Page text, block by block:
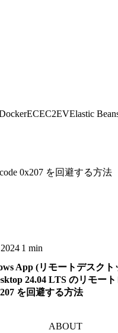
ECEC2EVElastic
0x207 を回避する方法
1 min
App (リモートデスク
24.04 LTS のリモー
を回避する方法
ABOUT